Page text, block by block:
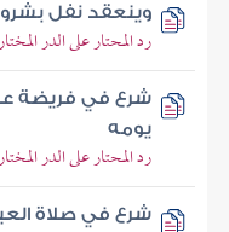
وينعقد نفل
رد المحتار على الدر
شرع في فريضة
يومه
رد المحتار على الدر
شرع في صلاة